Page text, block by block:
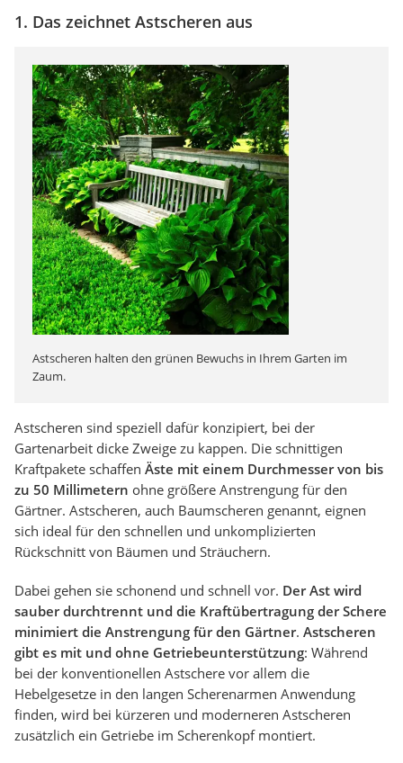
1. Das zeichnet Astscheren aus
Astscheren halten den grünen Bewuchs in Ihrem Garten im
Zaum.
Astscheren sind speziell dafür konzipiert, bei der
Gartenarbeit dicke Zweige zu kappen. Die schnittigen
Kraftpakete schaffen Äste mit einem Durchmesser von bis
zu 50 Millimetern ohne größere Anstrengung für den
Gärtner. Astscheren, auch Baumscheren genannt, eignen
sich ideal für den schnellen und unkomplizierten
Rückschnitt von Bäumen und Sträuchern.
Dabei gehen sie schonend und schnell vor. Der Ast wird
sauber durchtrennt und die Kraftübertragung der Schere
minimiert die Anstrengung für den Gärtner. Astscheren
gibt es mit und ohne Getriebeunterstützung: Während
bei der konventionellen Astschere vor allem die
Hebelgesetze in den langen Scherenarmen Anwendung
finden, wird bei kürzeren und moderneren Astscheren
zusätzlich ein Getriebe im Scherenkopf montiert.